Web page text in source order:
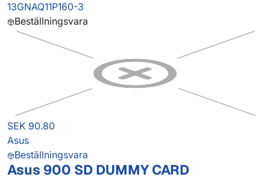
13GNAQ11P160-3
Beställningsvara
SEK 90.80
Asus
Beställningsvara
Asus 900 SD DUMMY CARD